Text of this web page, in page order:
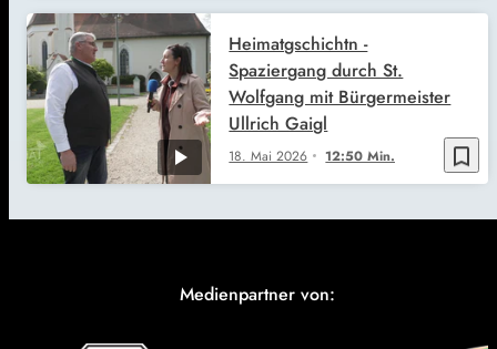
bookmark_border
18. Mai 2026 12:50 Min.
Heimatgschichtn -
Spaziergang durch St.
Wolfgang mit Bürgermeister
Ullrich Gaigl
Medienpartner von: